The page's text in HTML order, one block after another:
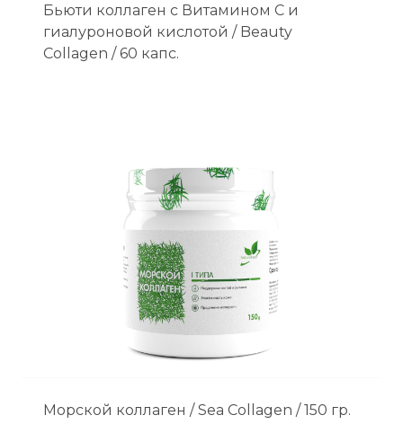
Бьюти коллаген с Витамином С и
гиалуроновой кислотой / Beauty
Collagen / 60 капс.
Морской коллаген / Sea Collagen / 150 гр.